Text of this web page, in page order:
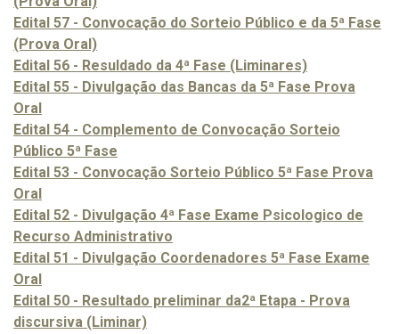
Edital 57 - Convocação do Sorteio Público e da 5ª Fase
(Prova Oral)
Edital 56 - Resuldado da 4ª Fase (Liminares)
Edital 55 - Divulgação das Bancas da 5ª Fase Prova
Oral
Edital 54 - Complemento de Convocação Sorteio
Público 5ª Fase
Edital 53 - Convocação Sorteio Público 5ª Fase Prova
Oral
Edital 52 - Divulgação 4ª Fase Exame Psicologico de
Recurso Administrativo
Edital 51 - Divulgação Coordenadores 5ª Fase Exame
Oral
Edital 50 - Resultado preliminar da2ª Etapa - Prova
discursiva (Liminar)